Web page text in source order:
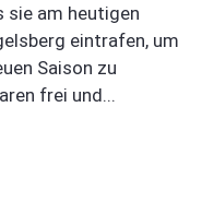
sie am heutigen
eintrafen, um
Saison zu
frei und...